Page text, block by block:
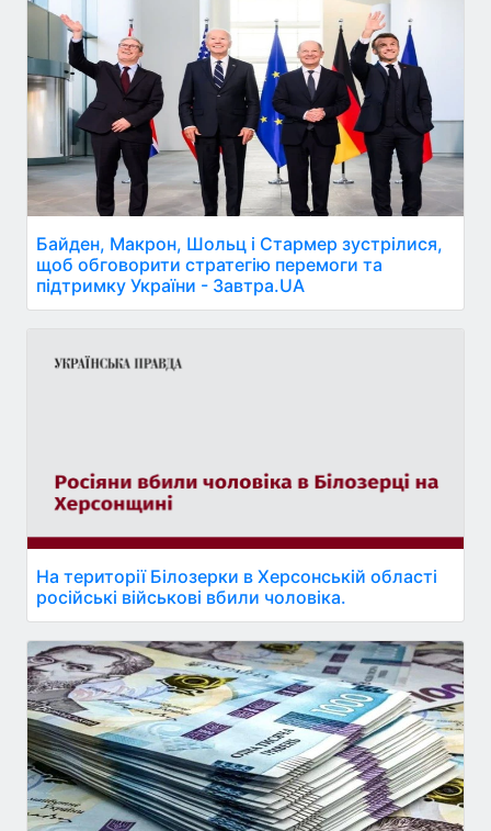
Байден, Макрон, Шольц і Стармер зустрілися,
щоб обговорити стратегію перемоги та
підтримку України - Завтра.UA
На території Білозерки в Херсонській області
російські військові вбили чоловіка.